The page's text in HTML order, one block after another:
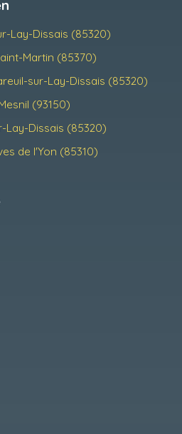
Lay-Dissais (85320)
Martin (85370)
sur-Lay-Dissais (85320)
(93150)
Lay-Dissais (85320)
de l'Yon (85310)